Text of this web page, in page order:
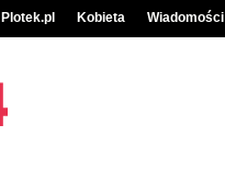
Plotek.pl Kobieta Wiadomości